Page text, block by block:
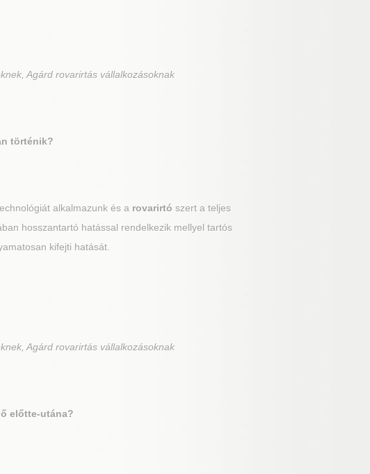
Agárd rovarirtás vállalkozásoknak
történik?
alkalmazunk és a rovarirtó szert a teljes
hosszantartó hatással rendelkezik mellyel tartós
kifejti hatását.
Agárd rovarirtás vállalkozásoknak
előtte-utána?